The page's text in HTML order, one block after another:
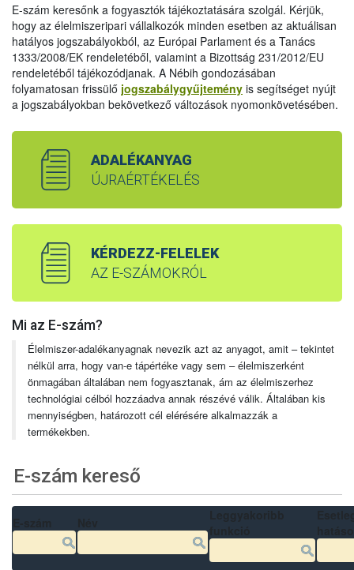
E-szám keresőnk a fogyasztók tájékoztatására szolgál. Kérjük,
hogy az élelmiszeripari vállalkozók minden esetben az aktuálisan
hatályos jogszabályokból, az Európai Parlament és a Tanács
1333/2008/EK rendeletéből, valamint a Bizottság 231/2012/EU
rendeletéből tájékozódjanak. A Nébih gondozásában
folyamatosan frissülő jogszabálygyűjtemény is segítséget nyújt
a jogszabályokban bekövetkező változások nyomonkövetésében.
ADALÉKANYAG
ÚJRAÉRTÉKELÉS
KÉRDEZZ-FELELEK
AZ E-SZÁMOKRÓL
Mi az E-szám?
Élelmiszer-adalékanyagnak nevezik azt az anyagot, amit – tekintet
nélkül arra, hogy van-e tápértéke vagy sem – élelmiszerként
önmagában általában nem fogyasztanak, ám az élelmiszerhez
technológiai célból hozzáadva annak részévé válik. Általában kis
mennyiségben, határozott cél elérésére alkalmazzák a
termékekben.
E-szám kereső